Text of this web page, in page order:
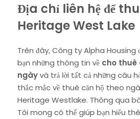
Địa chỉ liên hệ để
Heritage West Lake
Trên đây, Công ty Alpha Housing
bạn những thông tin về cho thuê
ngàyvà trả lời tất cả những câu
thắc mắc về thuê căn hộ theo
Heritage Westlake. Thông qua
Tôi mong có thể giúp bạn hiểu